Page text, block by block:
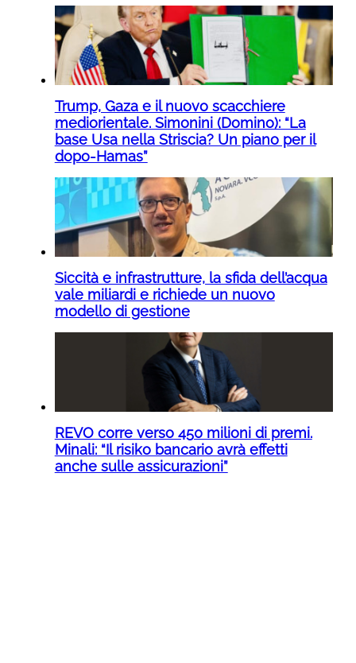
Trump, Gaza e il nuovo scacchiere
mediorientale. Simonini (Domino): “La
base Usa nella Striscia? Un piano per il
dopo-Hamas”
Siccità e infrastrutture, la sfida dell’acqua
vale miliardi e richiede un nuovo
modello di gestione
REVO corre verso 450 milioni di premi.
Minali: “Il risiko bancario avrà effetti
anche sulle assicurazioni”